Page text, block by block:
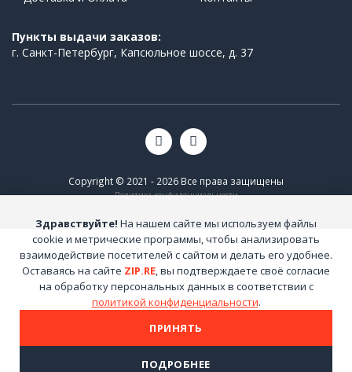
Пункты выдачи заказов:
г. Санкт-Петербург, Капсюльное шоссе, д. 37
Copyright © 2021 - 2026 Все права защищены
Политика конфиденциальности
Здравствуйте! На нашем сайте мы используем файлы
cookie и метрические программы, чтобы анализировать
взаимодействие посетителей с сайтом и делать его удобнее.
Оставаясь на сайте ZIP.RE, вы подтверждаете своё согласие
на обработку персональных данных в соответствии с
политикой конфиденциальности.
ПРИНЯТЬ
ПОДРОБНЕЕ